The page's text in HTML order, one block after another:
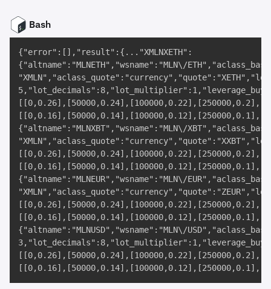
Bash
{"error":[],"result":{..."XMLNXETH":
{"altname":"MLNETH","wsname":"MLN\/
{"altname":"MLNXBT","wsname":"MLN\/
{"altname":"MLNEUR","wsname":"MLN\/
{"altname":"MLNUSD","wsname":"MLN\/